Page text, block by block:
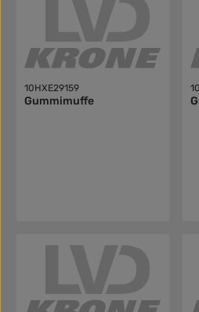
10HXE29159
Gummimuffe